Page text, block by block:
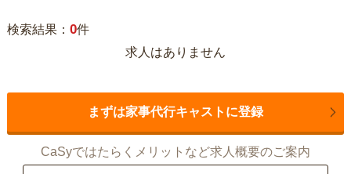
検索結果： 0件
求人はありません
まずは家事代行キャストに登録
CaSyではたらくメリットなど求人概要のご案内